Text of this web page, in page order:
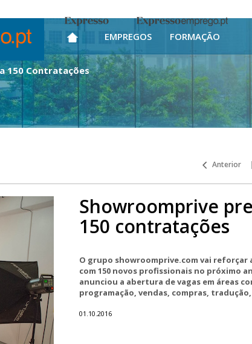
Expresso Expresso Emprego
EMPREGOS FORMAÇÃO
150 Contratações
Anterior
Showroomprive
150 contratações
O grupo showroomprive.com vai reforçar
com 150 novos profissionais no próximo
anunciou a abertura de vagas em áreas
programação, vendas, compras,
01.10.2016